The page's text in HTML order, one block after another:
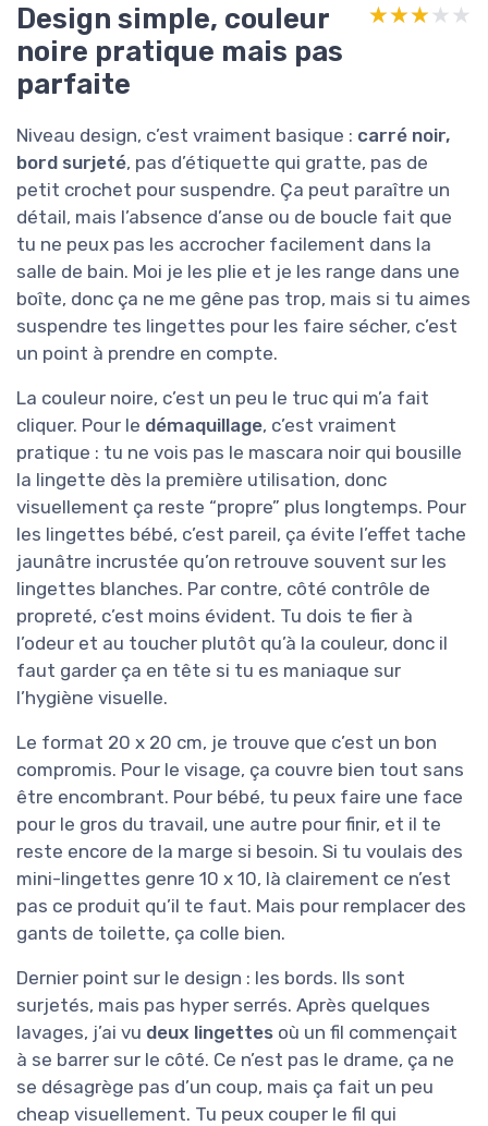
Design simple, couleur
noire pratique mais pas
parfaite
★★★★★
★★★★★
Niveau design, c’est vraiment basique : carré noir,
bord surjeté, pas d’étiquette qui gratte, pas de
petit crochet pour suspendre. Ça peut paraître un
détail, mais l’absence d’anse ou de boucle fait que
tu ne peux pas les accrocher facilement dans la
salle de bain. Moi je les plie et je les range dans une
boîte, donc ça ne me gêne pas trop, mais si tu aimes
suspendre tes lingettes pour les faire sécher, c’est
un point à prendre en compte.
La couleur noire, c’est un peu le truc qui m’a fait
cliquer. Pour le démaquillage, c’est vraiment
pratique : tu ne vois pas le mascara noir qui bousille
la lingette dès la première utilisation, donc
visuellement ça reste “propre” plus longtemps. Pour
les lingettes bébé, c’est pareil, ça évite l’effet tache
jaunâtre incrustée qu’on retrouve souvent sur les
lingettes blanches. Par contre, côté contrôle de
propreté, c’est moins évident. Tu dois te fier à
l’odeur et au toucher plutôt qu’à la couleur, donc il
faut garder ça en tête si tu es maniaque sur
l’hygiène visuelle.
Le format 20 x 20 cm, je trouve que c’est un bon
compromis. Pour le visage, ça couvre bien tout sans
être encombrant. Pour bébé, tu peux faire une face
pour le gros du travail, une autre pour finir, et il te
reste encore de la marge si besoin. Si tu voulais des
mini-lingettes genre 10 x 10, là clairement ce n’est
pas ce produit qu’il te faut. Mais pour remplacer des
gants de toilette, ça colle bien.
Dernier point sur le design : les bords. Ils sont
surjetés, mais pas hyper serrés. Après quelques
lavages, j’ai vu deux lingettes où un fil commençait
à se barrer sur le côté. Ce n’est pas le drame, ça ne
se désagrège pas d’un coup, mais ça fait un peu
cheap visuellement. Tu peux couper le fil qui